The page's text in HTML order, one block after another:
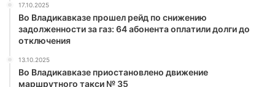
17.10.2025
Во Владикавказе прошел рейд по снижению
задолженности за газ: 64 абонента оплатили долги до
отключения
13.10.2025
Во Владикавказе приостановлено движение
маршрутного такси № 35